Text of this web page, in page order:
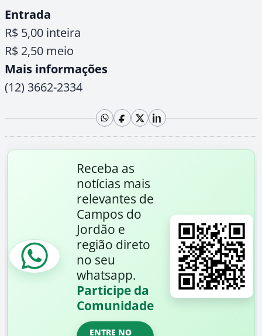
Entrada
R$ 5,00 inteira
R$ 2,50 meio
Mais informações
(12) 3662-2334
Receba as
notícias mais
relevantes de
Campos do
Jordão e
região direto
no seu
whatsapp.
Participe da
Comunidade
ENTRE NO